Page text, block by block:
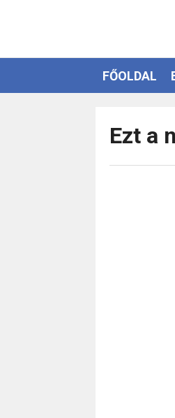
FŐOLDAL
Ezt a